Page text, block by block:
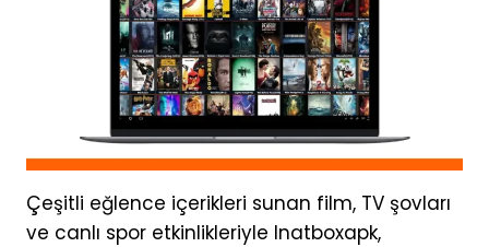
Çeşitli eğlence içerikleri sunan film, TV şovları
ve canlı spor etkinlikleriyle Inatboxapk,